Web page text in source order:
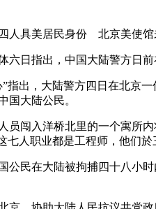
人具美居民身份 北京美使馆
六日指出，中国大陆警方日
指出，大陆警方四日在北京
国大陆公民。
员闯入洋桥北里的一个寓所
七人职业都是工程师，他们
公民在大陆被拘捕四十八小